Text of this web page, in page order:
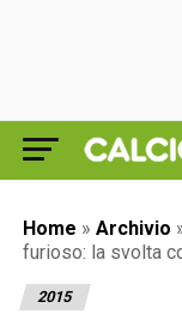
Home » Archivio
furioso: la svolta
2015